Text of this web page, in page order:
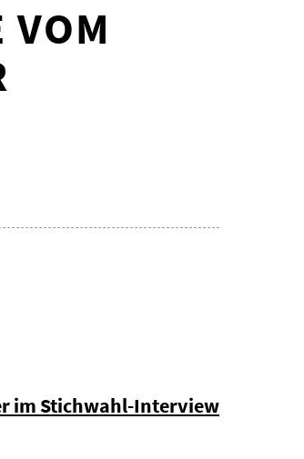
VOM
im Stichwahl-Interview